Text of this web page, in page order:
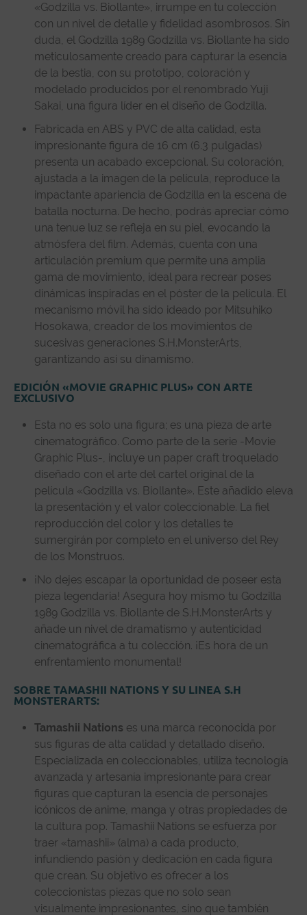
«Godzilla vs. Biollante», irrumpe en tu colección
con un nivel de detalle y fidelidad asombrosos. Sin
duda, el Godzilla 1989 Godzilla vs. Biollante ha sido
meticulosamente creado para capturar la esencia
de la bestia, con su prototipo, coloración y
modelado producidos por el renombrado Yuji
Sakai, una figura líder en el diseño de Godzilla.
Fabricada en ABS y PVC de alta calidad, esta
impresionante figura de 16 cm (6.3 pulgadas)
presenta un acabado excepcional. Su coloración,
ajustada a la imagen de la película, reproduce la
impactante apariencia de Godzilla en la escena de
batalla nocturna. De hecho, podrás apreciar cómo
una tenue luz se refleja en su piel, evocando la
atmósfera del film. Además, cuenta con una
articulación premium que permite una amplia
gama de movimiento, ideal para recrear poses
dinámicas inspiradas en el póster de la película. El
mecanismo móvil ha sido ideado por Mitsuhiko
Hosokawa, creador de los movimientos de
sucesivas generaciones S.H.MonsterArts,
garantizando así su dinamismo.
EDICIÓN «MOVIE GRAPHIC PLUS» CON ARTE
EXCLUSIVO
Esta no es solo una figura; es una pieza de arte
cinematográfico. Como parte de la serie -Movie
Graphic Plus-, incluye un paper craft troquelado
diseñado con el arte del cartel original de la
película «Godzilla vs. Biollante». Este añadido eleva
la presentación y el valor coleccionable. La fiel
reproducción del color y los detalles te
sumergirán por completo en el universo del Rey
de los Monstruos.
¡No dejes escapar la oportunidad de poseer esta
pieza legendaria! Asegura hoy mismo tu Godzilla
1989 Godzilla vs. Biollante de S.H.MonsterArts y
añade un nivel de dramatismo y autenticidad
cinematográfica a tu colección. ¡Es hora de un
enfrentamiento monumental!
SOBRE TAMASHII NATIONS Y SU LINEA S.H
MONSTERARTS:
Tamashii Nations es una marca reconocida por
sus figuras de alta calidad y detallado diseño.
Especializada en coleccionables, utiliza tecnología
avanzada y artesanía impresionante para crear
figuras que capturan la esencia de personajes
icónicos de anime, manga y otras propiedades de
la cultura pop. Tamashii Nations se esfuerza por
traer «tamashii» (alma) a cada producto,
infundiendo pasión y dedicación en cada figura
que crean. Su objetivo es ofrecer a los
coleccionistas piezas que no solo sean
visualmente impresionantes, sino que también